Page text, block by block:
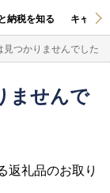
納税を知る キャン
見つかりませんでした
ませんで
返礼品のお取り